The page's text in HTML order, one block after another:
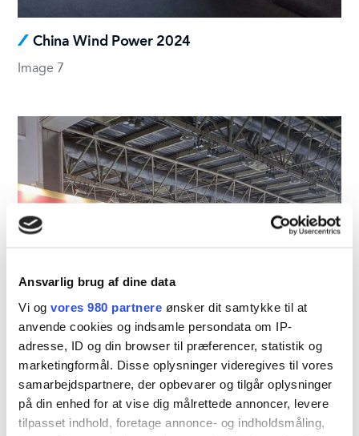
Ansvarlig brug af dine data
Vi og vores 980 partnere ønsker dit samtykke til at
anvende cookies og indsamle persondata om IP-
adresse, ID og din browser til præferencer, statistik og
marketingformål. Disse oplysninger videregives til vores
samarbejdspartnere, der opbevarer og tilgår oplysninger
på din enhed for at vise dig målrettede annoncer, levere
tilpasset indhold, foretage annonce- og indholdsmåling,
China Wind Power 2024
Image 7